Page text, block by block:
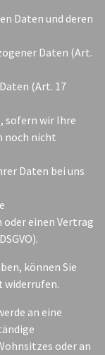
Daten und deren
Daten (Art.
(Art. 17
sofern wir Ihre
noch nicht
Daten bei uns
einen Vertrag
können Sie
widerrufen.
an eine
oder an